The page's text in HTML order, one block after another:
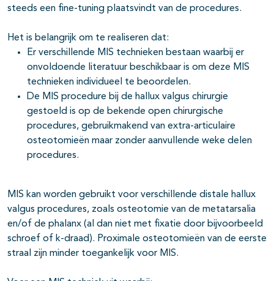
steeds een fine-tuning plaatsvindt van de procedures.
Het is belangrijk om te realiseren dat:
Er verschillende MIS technieken bestaan waarbij er
onvoldoende literatuur beschikbaar is om deze MIS
technieken individueel te beoordelen.
De MIS procedure bij de hallux valgus chirurgie
gestoeld is op de bekende open chirurgische
procedures, gebruikmakend van extra-articulaire
osteotomieën maar zonder aanvullende weke delen
procedures.
MIS kan worden gebruikt voor verschillende distale hallux
valgus procedures, zoals osteotomie van de metatarsalia
en/of de phalanx (al dan niet met fixatie door bijvoorbeeld
schroef of k-draad). Proximale osteotomieën van de eerste
straal zijn minder toegankelijk voor MIS.